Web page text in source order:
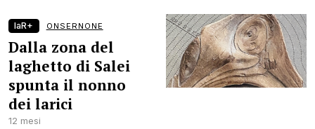
laR+ ONSERNONE
Dalla zona del
laghetto di Salei
spunta il nonno
dei larici
12 mesi